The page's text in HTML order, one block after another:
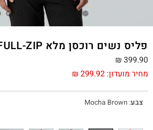
פליס נשים רוכסן מלא GLACIER FULL-ZIP
מחיר מועדון: ₪ 299.92
₪ 399.90
צבע:
Mocha Brown